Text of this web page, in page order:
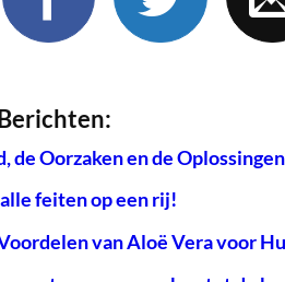
de Oorzaken en de
feiten op een rij!
van Aloë Vera voor